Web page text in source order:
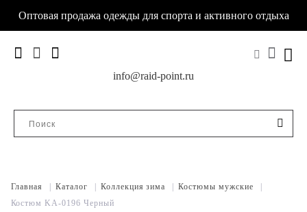
Оптовая продажа одежды для спорта и активного отдыха
info@raid-point.ru
Главная Каталог Коллекция зима Костюмы мужские
Костюм KA-0196 Черный